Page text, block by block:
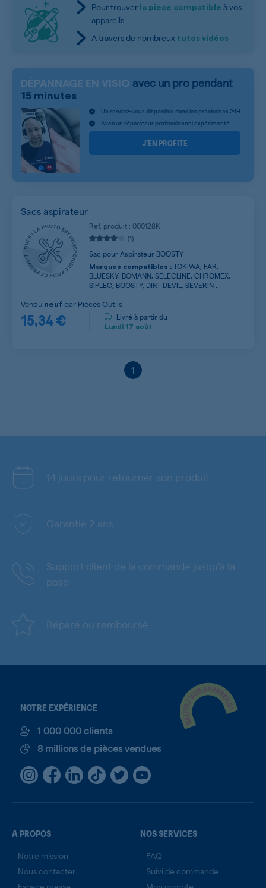
Pour trouver la piece compatible à vos
appareils
A travers de nombreux tutos vidéos
DÉPANNAGE EN VISIO avec un pro pendant
15 minutes
Un rendez-vous disponible dans les prochaines 24H
Avec un réparateur professionnel expérimenté
J’EN PROFITE
Sacs aspirateur
Ref. produit : 000128K
(1)
Sac pour Aspirateur BOOSTY
Marques compatibles : TOKIWA, FAR,
BLUESKY, BOMANN, SELECLINE, CHROMEX,
SIPLEC, BOOSTY, DIRT DEVIL, SEVERIN ...
15,34 €
Vendu neuf par Pièces Outils
Livré à partir du
Lundi 17 août
1
14 jours pour retourner son produit
Garantie 2 ans
Support client de la commande jusqu'à la
pose
Réparé ou remboursé
NOTRE EXPÉRIENCE
1 000 000 clients
8 millions de pièces vendues
A PROPOS
Notre mission
Nous contacter
NOS SERVICES
FAQ
Suivi de commande